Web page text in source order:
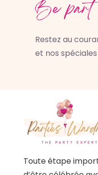
Be part
Restez au
et nos
Toute étape